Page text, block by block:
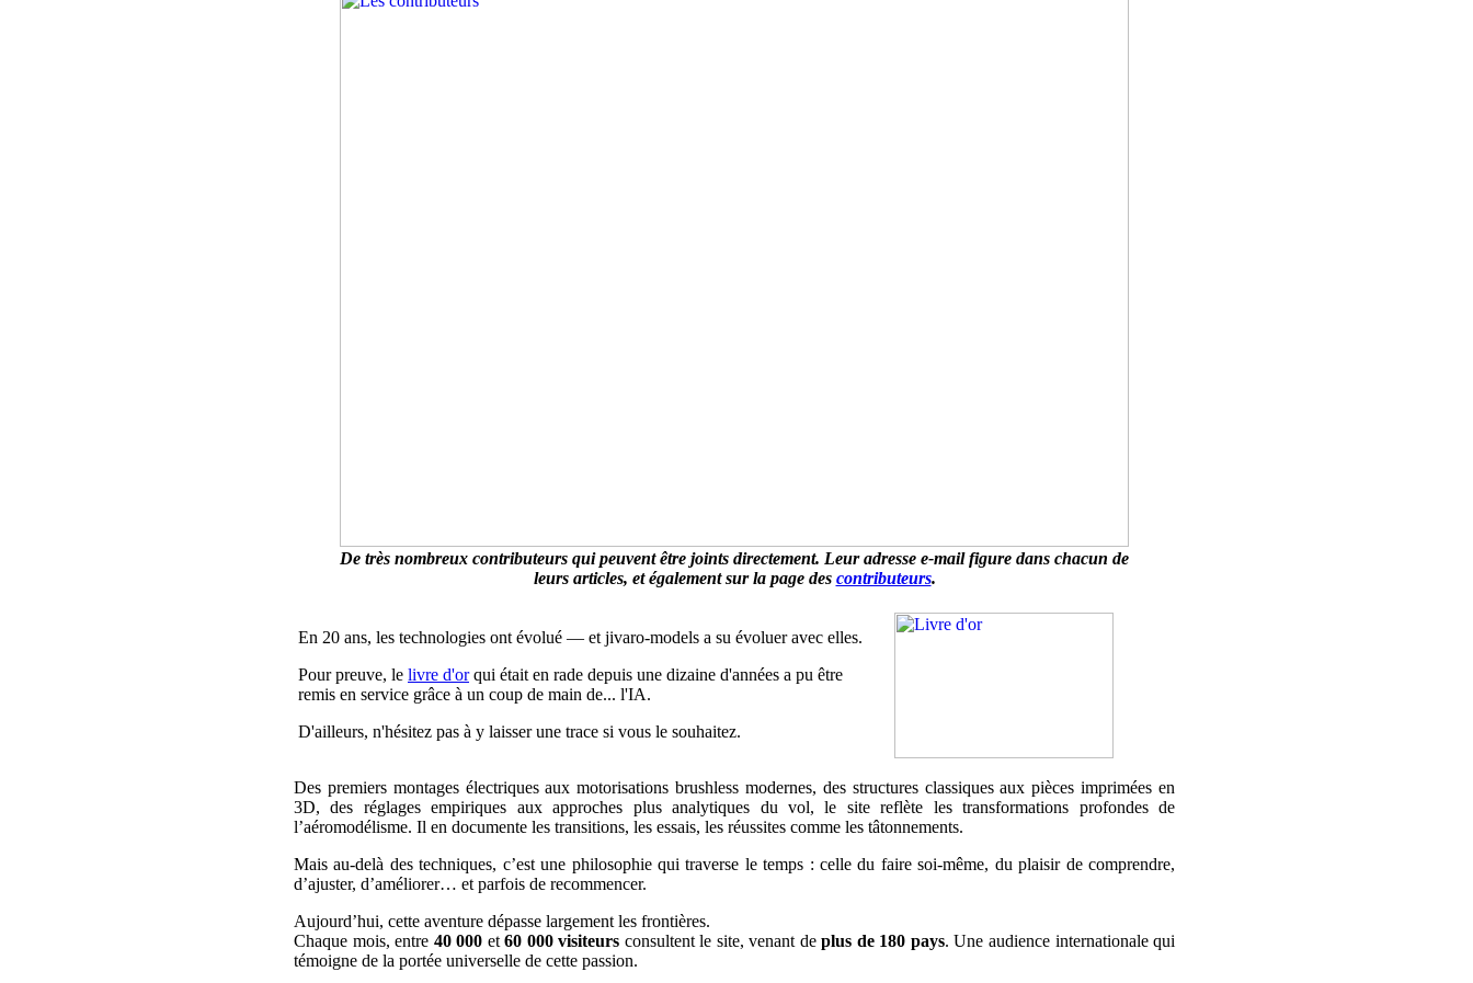
De très nombreux contributeurs qui peuvent être joints directement. Leur adresse e-mail figure dans chacun de
leurs articles, et également sur la page des contributeurs.
En 20 ans, les technologies ont évolué — et jivaro-models a su évoluer avec elles.
Pour preuve, le livre d'orqui était en rade depuis une dizaine d'années a pu être
remis en service grâce à un coup de main de... l'IA.
D'ailleurs, n'hésitez pas à y laisser une trace si vous le souhaitez.
Des premiers montages électriques aux motorisations brushless modernes, des structures classiques aux pièces imprimées en
3D, des réglages empiriques aux approches plus analytiques du vol, le site reflète les transformations profondes de
l’aéromodélisme. Il en documente les transitions, les essais, les réussites comme les tâtonnements.
Mais au-delà des techniques, c’est une philosophie qui traverse le temps : celle du faire soi-même, du plaisir de comprendre,
d’ajuster, d’améliorer… et parfois de recommencer.
Aujourd’hui, cette aventure dépasse largement les frontières.
Chaque mois, entre 40 000 et60 000 visiteurs consultent le site, venant deplus de 180 pays. Une audience internationale qui
témoigne de la portée universelle de cette passion.